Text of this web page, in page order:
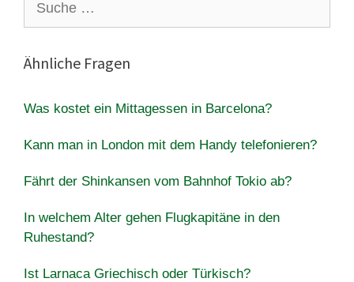
nach:
Ähnliche Fragen
Was kostet ein Mittagessen in Barcelona?
Kann man in London mit dem Handy telefonieren?
Fährt der Shinkansen vom Bahnhof Tokio ab?
In welchem ​​Alter gehen Flugkapitäne in den
Ruhestand?
Ist Larnaca Griechisch oder Türkisch?